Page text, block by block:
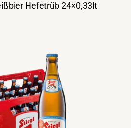
Hefetrüb 24×0,33lt